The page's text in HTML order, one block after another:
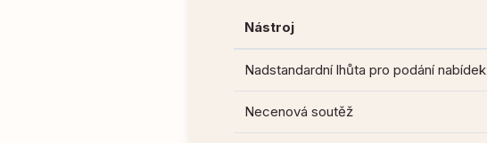
Nástroj
Nadstandardní lhůta pro podání nabídek
Necenová soutěž